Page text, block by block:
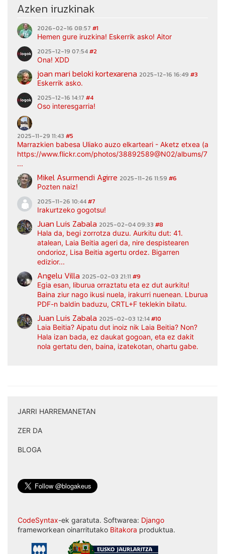
Azken iruzkinak
2026-02-16 08:57 #1
Hemen gure iruzkina! Eskerrik asko! Aitor
2025-12-19 07:54#2
Ona! XDD
joan mari beloki kortexarena 2025-12-16 16:49 #3
Eskerrik asko.
2025-12-16 14:17 #4
Oso interesgarria!
2025-11-29 11:43 #5
Marrazkien babesa Uliako auzo elkarteari - Aketz etxea
https://www.flickr.com/photos/38892589@N02/albums/
...
Mikel Asurmendi Agirre 2025-11-26 11:59 #6
Pozten naiz!
2025-11-26 10:44#7
Irakurtzeko gogotsu!
Juan Luis Zabala 2025-02-04 09:33 #8
Hala da, begi zorrotza duzu. Aurkitu dut: 41.
atalean, Laia Beitia ageri da, nire despistearen
ondorioz, Lisa Beitia agertu ordez. Bigarren
edizior...
Angelu Villa 2025-02-03 21:11 #9
Egia esan, liburua orraztatu eta ez dut aurkitu!
Baina ziur nago ikusi nuela, irakurri nuenean. Lburua
PDF-n baldin baduzu, CRTL+F teklekin bilatu.
Juan Luis Zabala 2025-02-03 12:14#10
Laia Beitia? Aipatu dut inoiz nik Laia Beitia? Non?
Hala izan bada, ez daukat gogoan, eta ez dakit
nola gertatu den, baina, izatekotan, ohartu gabe.
JARRI HARREMANETAN
ZER DA
BLOGA
CodeSyntax-ek garatuta. Softwarea: Django
frameworkean oinarritutako Bitakora produktua.